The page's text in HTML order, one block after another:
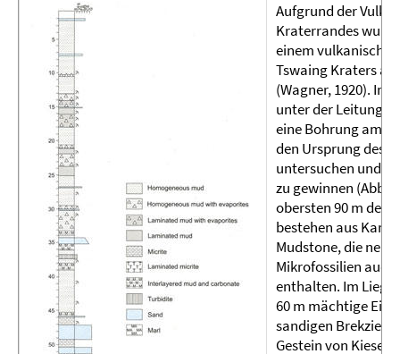
Aufgrund der
Kraterrandes
einem
Tswaing Kraters
(Wagner, 1920). Im
unter der Leitung
eine Bohrung am
den Ursprung des
untersuchen und
zu gewinnen (Abb.
obersten 90 m des
bestehen aus
Mudstone, die
Mikrofossilien auch
enthalten. Im
60 m mächtige
sandigen Brekzie,
Gestein von